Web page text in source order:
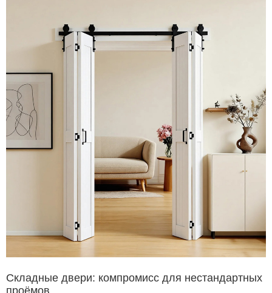
Складные двери: компромисс для нестандартных
проёмов